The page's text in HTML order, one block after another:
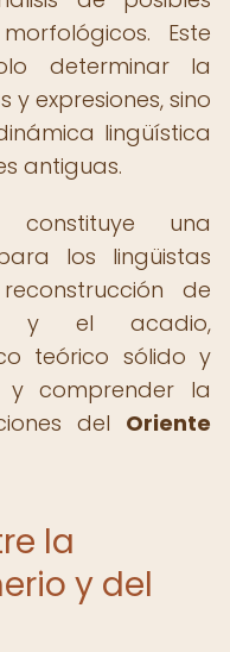
Este
determinar la
expresiones, sino
lingüística
antiguas.
una
los lingüistas
de
y el acadio,
teórico sólido y
y comprender la
del Oriente
la
y del